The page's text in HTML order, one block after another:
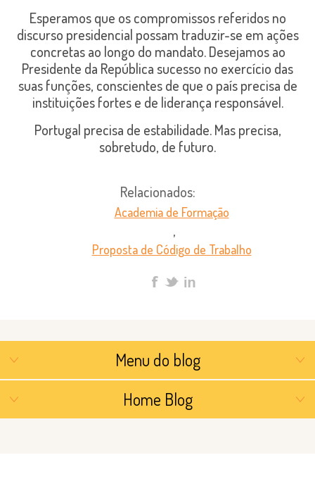
Esperamos que os compromissos referidos no
discurso presidencial possam traduzir-se em ações
concretas ao longo do mandato. Desejamos ao
Presidente da República sucesso no exercício das
suas funções, conscientes de que o país precisa de
instituições fortes e de liderança responsável.
Portugal precisa de estabilidade. Mas precisa,
sobretudo, de futuro.
Relacionados:
Academia de Formação
,
Proposta de Código de Trabalho
Menu do blog
Home Blog